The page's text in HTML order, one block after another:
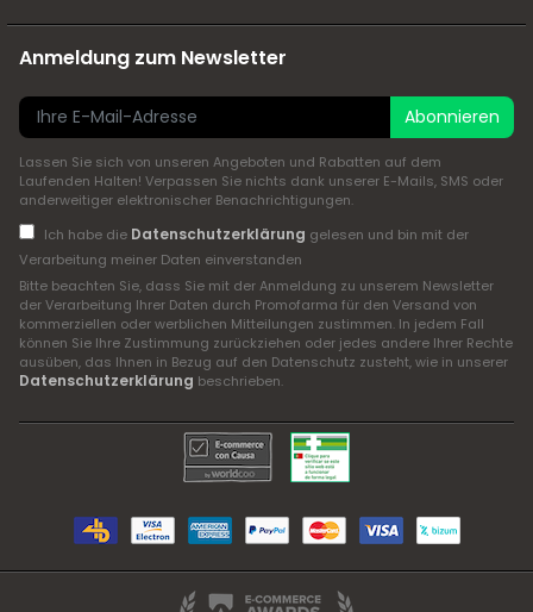
Anmeldung zum Newsletter
Abonnieren
Lassen Sie sich von unseren Angeboten und Rabatten auf dem
Laufenden Halten! Verpassen Sie nichts dank unserer E-Mails, SMS oder
anderweitiger elektronischer Benachrichtigungen.
Ich habe die Datenschutzerklärung gelesen und bin mit der
Verarbeitung meiner Daten einverstanden
Bitte beachten Sie, dass Sie mit der Anmeldung zu unserem Newsletter
der Verarbeitung Ihrer Daten durch Promofarma für den Versand von
kommerziellen oder werblichen Mitteilungen zustimmen. In jedem Fall
können Sie Ihre Zustimmung zurückziehen oder jedes andere Ihrer Rechte
ausüben, das Ihnen in Bezug auf den Datenschutz zusteht, wie in unserer
Datenschutzerklärung beschrieben.